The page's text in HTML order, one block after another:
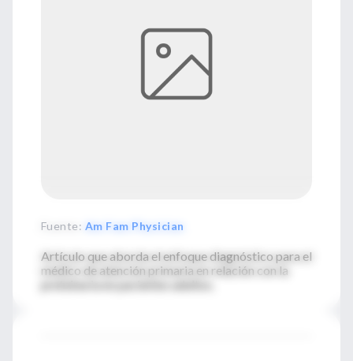
Fuente: Am Fam Physician
Artículo que aborda el enfoque diagnóstico para el
médico de atención primaria en relación con la